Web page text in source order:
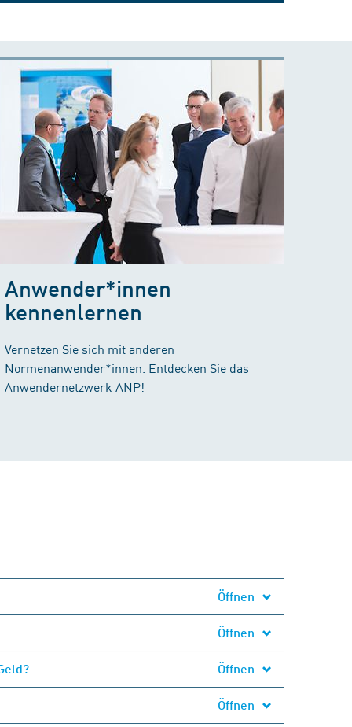
Anwender*innen
kennenlernen
Vernetzen Sie sich mit anderen
Normenanwender*innen. Entdecken Sie das
Anwendernetzwerk ANP!
Öffnen
Öffnen
Öffnen
Öffnen